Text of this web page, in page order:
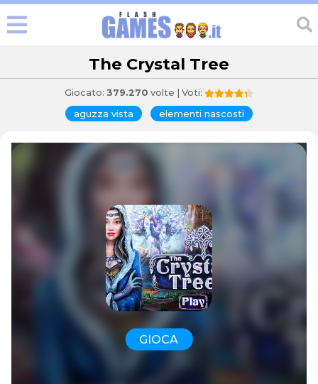
The Crystal Tree
Giocato: 379.270 volte | Voti:
aguzza vista elementi nascosti
GIOCA